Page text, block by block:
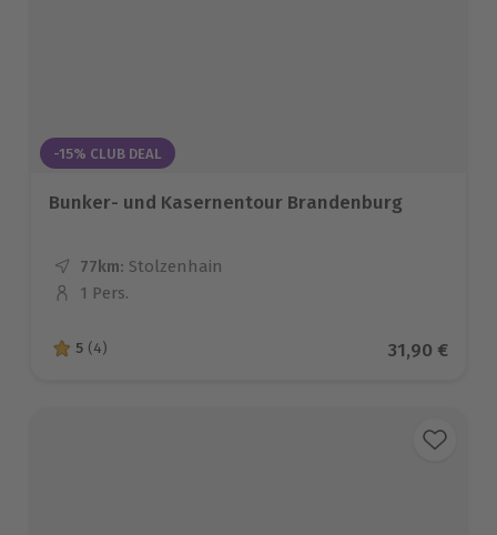
-15% CLUB DEAL
Bunker- und Kasernentour Brandenburg
77km: Entfernung
Standort
Stolzenhain
Anzahl der Teilnehmer
1 Pers.
5 von 5 Sternen basierend auf 4 Bewertungen
5 (4) Aktueller
31,90 €